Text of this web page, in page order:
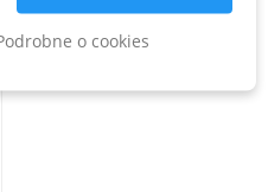
o cookies